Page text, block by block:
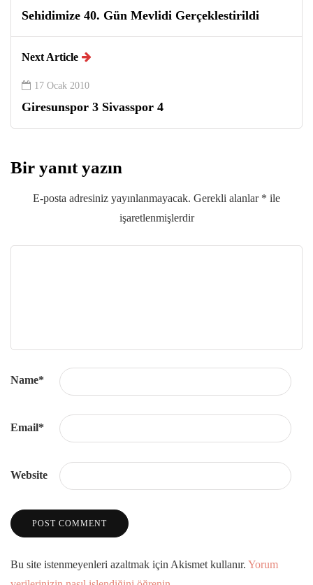
Sehidimize 40. Gün Mevlidi Gerçeklestirildi
Next Article
17 Ocak 2010
Giresunspor 3 Sivasspor 4
Bir yanıt yazın
E-posta adresiniz yayınlanmayacak. Gerekli alanlar * ile
işaretlenmişlerdir
Name*
Email*
Website
Bu site istenmeyenleri azaltmak için Akismet kullanır. Yorum